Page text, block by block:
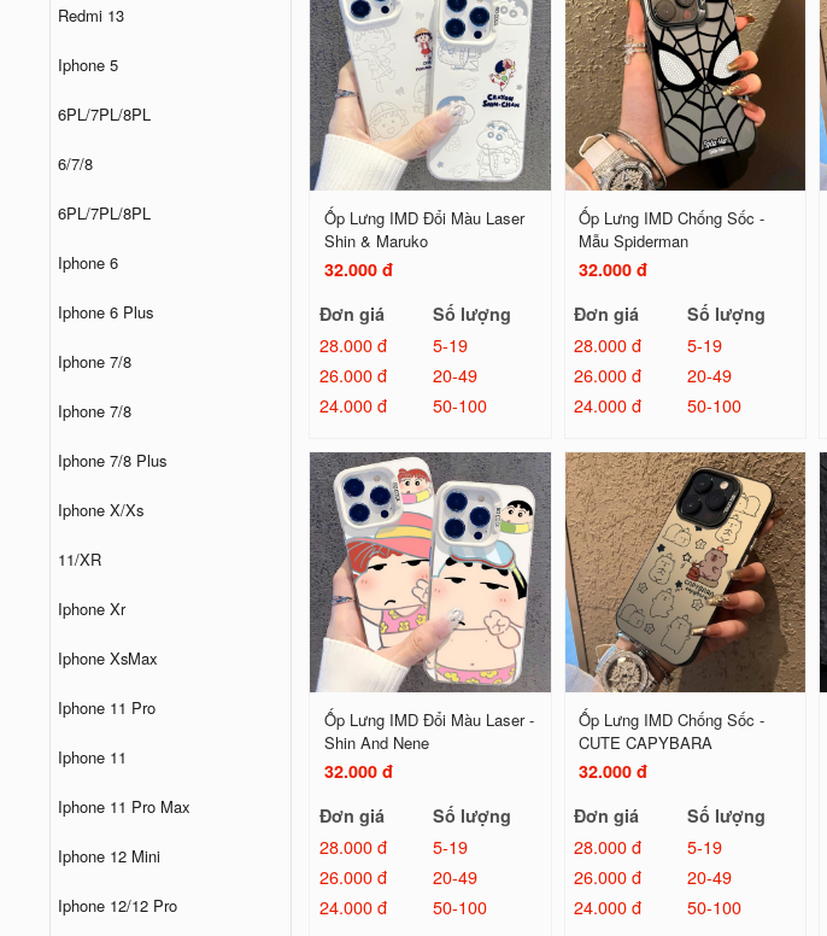
Redmi 13
Iphone 5
6PL/7PL/8PL
6/7/8
6PL/7PL/8PL
Iphone 6
Iphone 6 Plus
Iphone 7/8
Iphone 7/8
Iphone 7/8 Plus
Iphone X/Xs
11/XR
Iphone Xr
Iphone XsMax
Iphone 11 Pro
Iphone 11
Iphone 11 Pro Max
Iphone 12 Mini
Iphone 12/12 Pro
Ốp Lưng IMD Đổi Màu Laser
Shin & Maruko
32.000 đ
Đơn giá
Số lượng
28.000 đ
5-19
26.000 đ
20-49
24.000 đ
50-100
Ốp Lưng IMD Chống Sốc -
Mẫu Spiderman
32.000 đ
Đơn giá
Số lượng
28.000 đ
5-19
26.000 đ
20-49
24.000 đ
50-100
Ốp Lưng IMD Đổi Màu Laser -
Shin And Nene
32.000 đ
Đơn giá
Số lượng
28.000 đ
5-19
26.000 đ
20-49
24.000 đ
50-100
Ốp Lưng IMD Chống Sốc -
CUTE CAPYBARA
32.000 đ
Đơn giá
Số lượng
28.000 đ
5-19
26.000 đ
20-49
24.000 đ
50-100